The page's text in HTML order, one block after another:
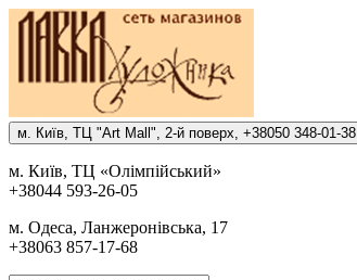
м. Киïв, ТЦ "Art Mall", 2-й поверх, +38050 348-01-38
м. Киïв, ТЦ «Олiмпiйський»
+38044 593-26-05
м. Одеса, Ланжеронiвська, 17
+38063 857-17-68